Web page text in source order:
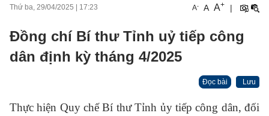
Thứ ba, 29/04/2025 17:23 A- A A+ |
Đồng chí Bí thư Tỉnh uỷ tiếp công
dân định kỳ tháng 4/2025
Đọc bài Lưu
Thực hiện Quy chế Bí thư Tỉnh ủy tiếp công dân, đối